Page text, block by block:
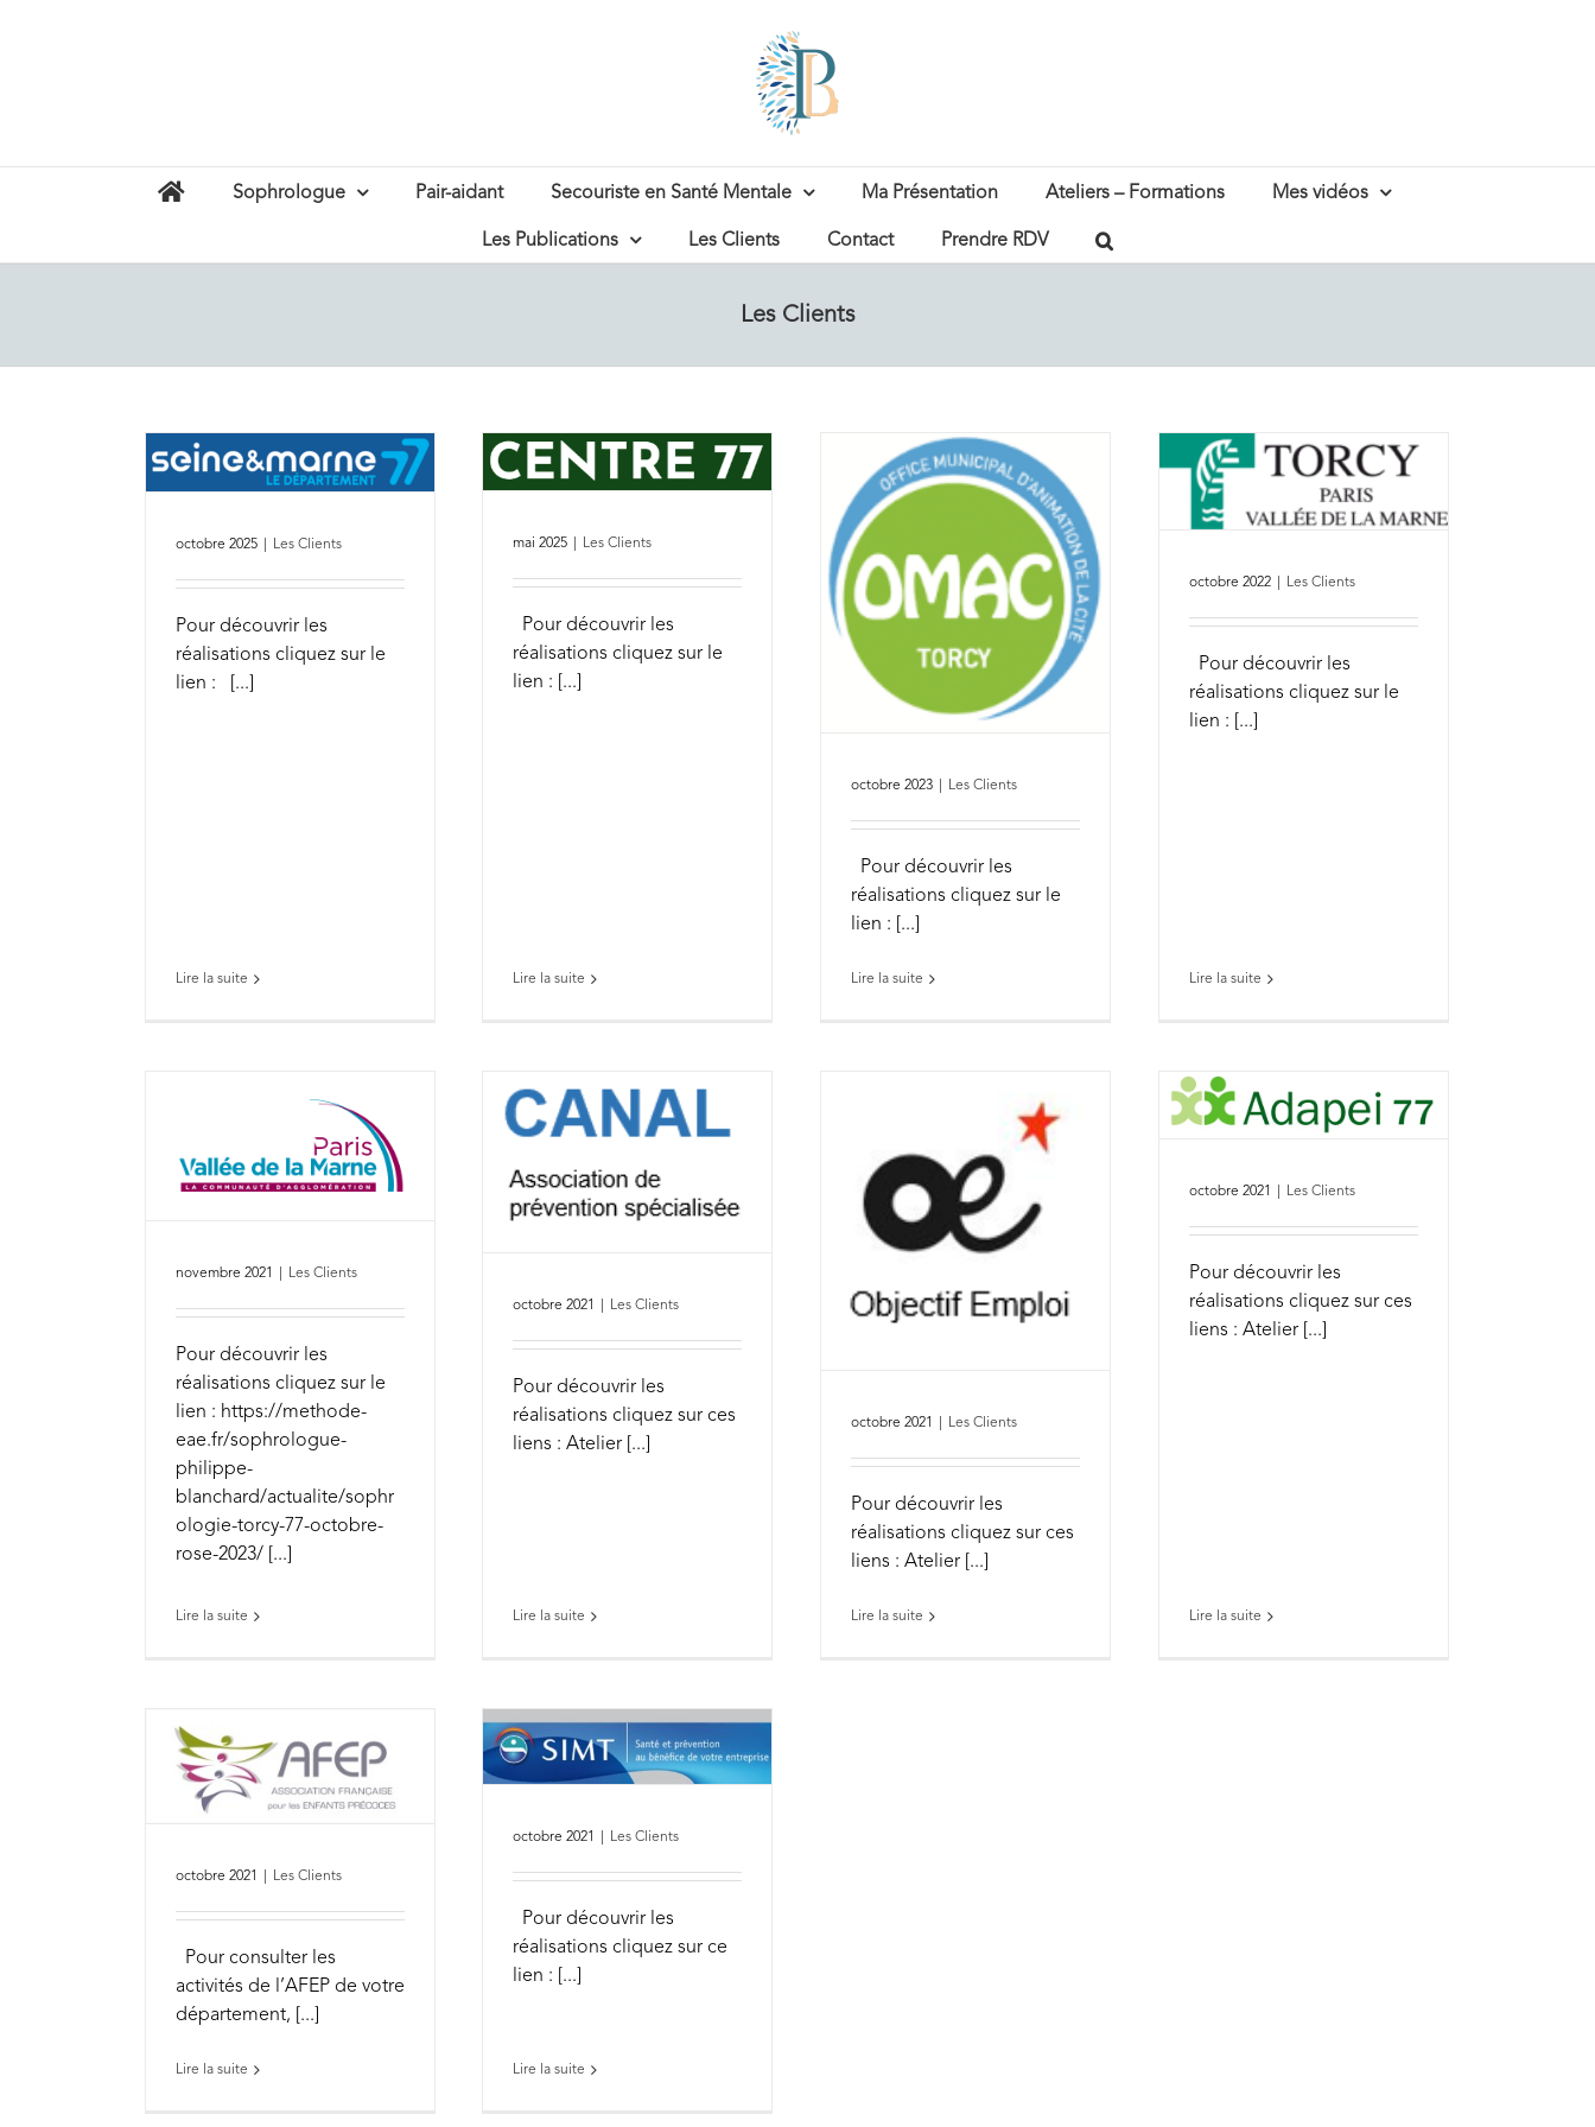
Sophrologue Pair-aidant Secouriste en Santé Mentale Ma Présentation Ateliers – Formations Mes vidéos
Les Publications Les Clients Contact Prendre RDV
Les Clients
octobre 2025 Les Clients
Pour découvrir les
réalisations cliquez sur le
lien : [...]
Lire la suite
mai 2025 Les Clients
Pour découvrir les
réalisations cliquez sur le
lien : [...]
Lire la suite
octobre 2023 Les Clients
Pour découvrir les
réalisations cliquez sur le
lien : [...]
Lire la suite
octobre 2022 Les Clients
Pour découvrir les
réalisations cliquez sur le
lien : [...]
Lire la suite
novembre 2021 Les Clients
Pour découvrir les
réalisations cliquez sur le
lien : https://methode-
eae.fr/sophrologue-
philippe-
blanchard/actualite/sophr
ologie-torcy-77-octobre-
rose-2023/ [...]
Lire la suite
octobre 2021 Les Clients
Pour découvrir les
réalisations cliquez sur ces
liens : Atelier [...]
Lire la suite
octobre 2021 Les Clients
Pour découvrir les
réalisations cliquez sur ces
liens : Atelier [...]
Lire la suite
octobre 2021 Les Clients
Pour découvrir les
réalisations cliquez sur ces
liens : Atelier [...]
Lire la suite
octobre 2021 Les Clients
Pour consulter les
activités de l’AFEP de votre
département, [...]
Lire la suite
octobre 2021 Les Clients
Pour découvrir les
réalisations cliquez sur ce
lien : [...]
Lire la suite